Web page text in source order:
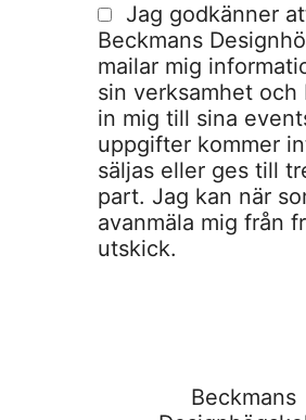
Jag godkänner
Beckmans
mailar mig
sin verksamhet och
in mig till sina
uppgifter kommer
säljas eller ges till
part. Jag kan när
avanmäla mig från
utskick.
Beckmans